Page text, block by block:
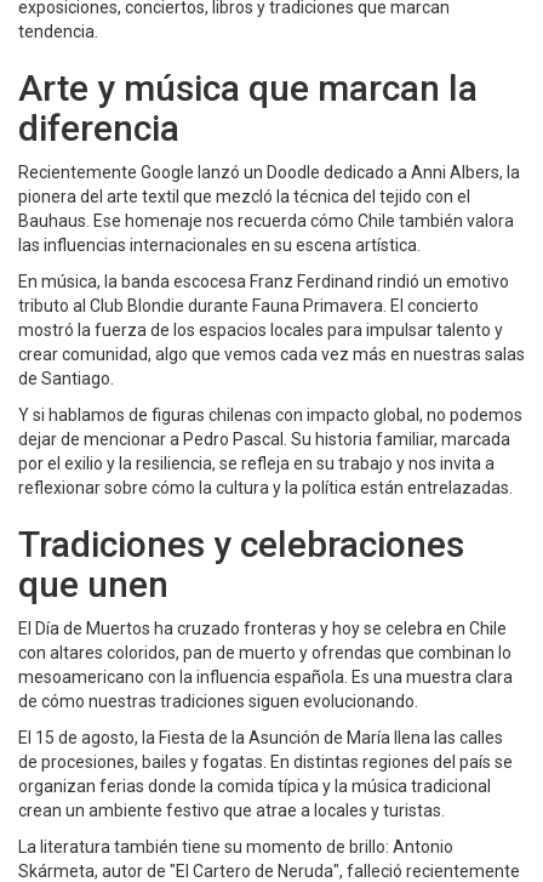
exposiciones, conciertos, libros y tradiciones que marcan
tendencia.
Arte y música que marcan la
diferencia
Recientemente Google lanzó un Doodle dedicado a Anni Albers, la
pionera del arte textil que mezcló la técnica del tejido con el
Bauhaus. Ese homenaje nos recuerda cómo Chile también valora
las influencias internacionales en su escena artística.
En música, la banda escocesa Franz Ferdinand rindió un emotivo
tributo al Club Blondie durante Fauna Primavera. El concierto
mostró la fuerza de los espacios locales para impulsar talento y
crear comunidad, algo que vemos cada vez más en nuestras salas
de Santiago.
Y si hablamos de figuras chilenas con impacto global, no podemos
dejar de mencionar a Pedro Pascal. Su historia familiar, marcada
por el exilio y la resiliencia, se refleja en su trabajo y nos invita a
reflexionar sobre cómo la cultura y la política están entrelazadas.
Tradiciones y celebraciones
que unen
El Día de Muertos ha cruzado fronteras y hoy se celebra en Chile
con altares coloridos, pan de muerto y ofrendas que combinan lo
mesoamericano con la influencia española. Es una muestra clara
de cómo nuestras tradiciones siguen evolucionando.
El 15 de agosto, la Fiesta de la Asunción de María llena las calles
de procesiones, bailes y fogatas. En distintas regiones del país se
organizan ferias donde la comida típica y la música tradicional
crean un ambiente festivo que atrae a locales y turistas.
La literatura también tiene su momento de brillo: Antonio
Skármeta, autor de "El Cartero de Neruda", falleció recientemente